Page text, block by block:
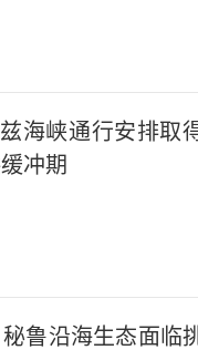
海峡通行安排取
冲期
鲁沿海生态面临